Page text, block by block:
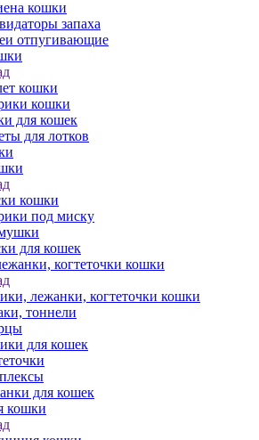
кошки
запаха
отпугивающие
кошки
кошки
для кошек
для лотков
кошки
под миску
для кошек
когтеточки кошки
лежанки, когтеточки кошки
тоннели
для кошек
для кошек
кошки